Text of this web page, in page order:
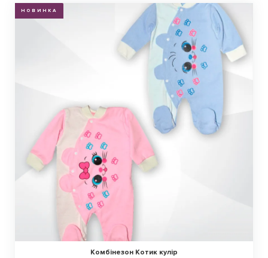
НОВИНКА
Комбінезон Котик кулір